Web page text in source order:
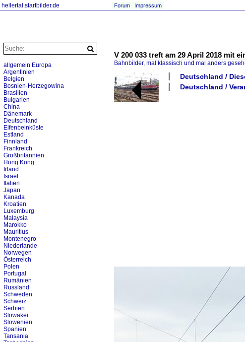
hellertal.startbilder.de Forum Impressum
V 200 033 treft am 29 April 2018 mit
Bahnbilder, mal klassisch und mal anders
Deutschland /
Deutschland /
allgemein Europa
Argentinien
Belgien
Bosnien-Herzegowina
Brasilien
Bulgarien
China
Dänemark
Deutschland
Elfenbeinküste
Estland
Finnland
Frankreich
Großbritannien
Hong Kong
Irland
Israel
Italien
Japan
Kanada
Kroatien
Luxemburg
Malaysia
Marokko
Mauritius
Montenegro
Niederlande
Norwegen
Österreich
Polen
Portugal
Rumänien
Russland
Schweden
Schweiz
Serbien
Slowakei
Slowenien
Spanien
Tansania